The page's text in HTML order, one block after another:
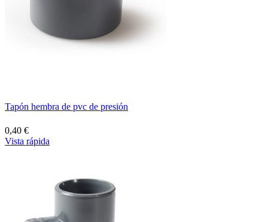
Tapón hembra de pvc de presión
0,40 €
Vista rápida